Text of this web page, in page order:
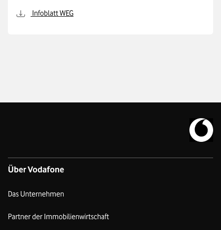
Infoblatt WEG
Zur
Über Vodafone
Das Unternehmen
Partner der Immobilienwirtschaft